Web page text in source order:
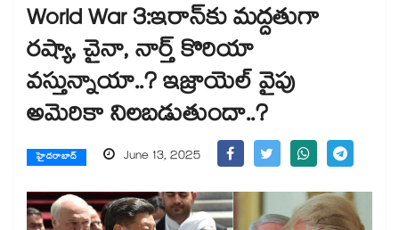
World War 3:ఇరాన్⁬కు మద్దతుగా
రష్యా, చైనా, నార్త్ కొరియా
వస్తున్నాయా..? ఇజ్రాయెల్ వైపు
అమెరికా నిలబడుతుందా..?
హైదరాబాద్ June 13, 2025